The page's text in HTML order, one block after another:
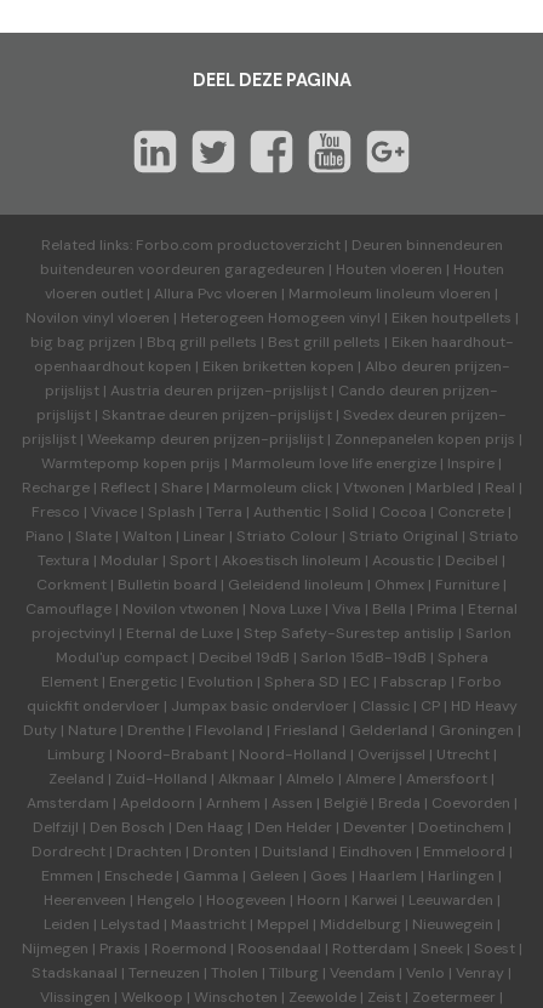
DEEL DEZE PAGINA
Related links: Forbo.com productoverzicht| Deuren binnendeuren
buitendeuren voordeuren garagedeuren | Houten vloeren | Houten
vloeren outlet | Allura Pvc vloeren | Marmoleum linoleum vloeren |
Novilon vinyl vloeren | Heterogeen Homogeen vinyl | Eiken houtpellets |
big bag prijzen | Bbq grill pellets | Best grill pellets | Eiken haardhout-
openhaardhout kopen | Eiken briketten kopen | Albo deuren prijzen-
prijslijst | Austria deuren prijzen-prijslijst | Cando deuren prijzen-
prijslijst | Skantrae deuren prijzen-prijslijst | Svedex deuren prijzen-
prijslijst| Weekamp deuren prijzen-prijslijst| Zonnepanelen kopen prijs |
Warmtepomp kopen prijs | Marmoleum love life energize | Inspire |
Recharge| Reflect| Share| Marmoleum click| Vtwonen | Marbled | Real |
Fresco | Vivace | Splash | Terra | Authentic | Solid | Cocoa | Concrete |
Piano | Slate| Walton | Linear | Striato Colour | Striato Original | Striato
Textura | Modular | Sport | Akoestisch linoleum | Acoustic | Decibel |
Corkment | Bulletin board | Geleidend linoleum | Ohmex | Furniture |
Camouflage | Novilon vtwonen | Nova Luxe | Viva | Bella | Prima | Eternal
projectvinyl | Eternal de Luxe | Step Safety-Surestep antislip | Sarlon
Modul'up compact| Decibel 19dB | Sarlon 15dB-19dB | Sphera
Element | Energetic | Evolution | Sphera SD | EC | Fabscrap | Forbo
quickfit ondervloer | Jumpax basic ondervloer | Classic | CP| HD Heavy
Duty | Nature| Drenthe| Flevoland | Friesland | Gelderland | Groningen |
Limburg | Noord-Brabant| Noord-Holland | Overijssel | Utrecht|
Zeeland | Zuid-Holland | Alkmaar | Almelo | Almere | Amersfoort |
Amsterdam | Apeldoorn | Arnhem | Assen | België| Breda | Coevorden |
Delfzijl | Den Bosch | Den Haag | Den Helder | Deventer | Doetinchem |
Dordrecht| Drachten | Dronten | Duitsland | Eindhoven | Emmeloord |
Emmen | Enschede | Gamma | Geleen | Goes | Haarlem | Harlingen |
Heerenveen | Hengelo | Hoogeveen | Hoorn | Karwei | Leeuwarden |
Leiden | Lelystad | Maastricht| Meppel | Middelburg | Nieuwegein |
Nijmegen | Praxis | Roermond | Roosendaal | Rotterdam | Sneek| Soest|
Stadskanaal | Terneuzen | Tholen | Tilburg | Veendam | Venlo | Venray |
Vlissingen | Welkoop | Winschoten | Zeewolde | Zeist | Zoetermeer |